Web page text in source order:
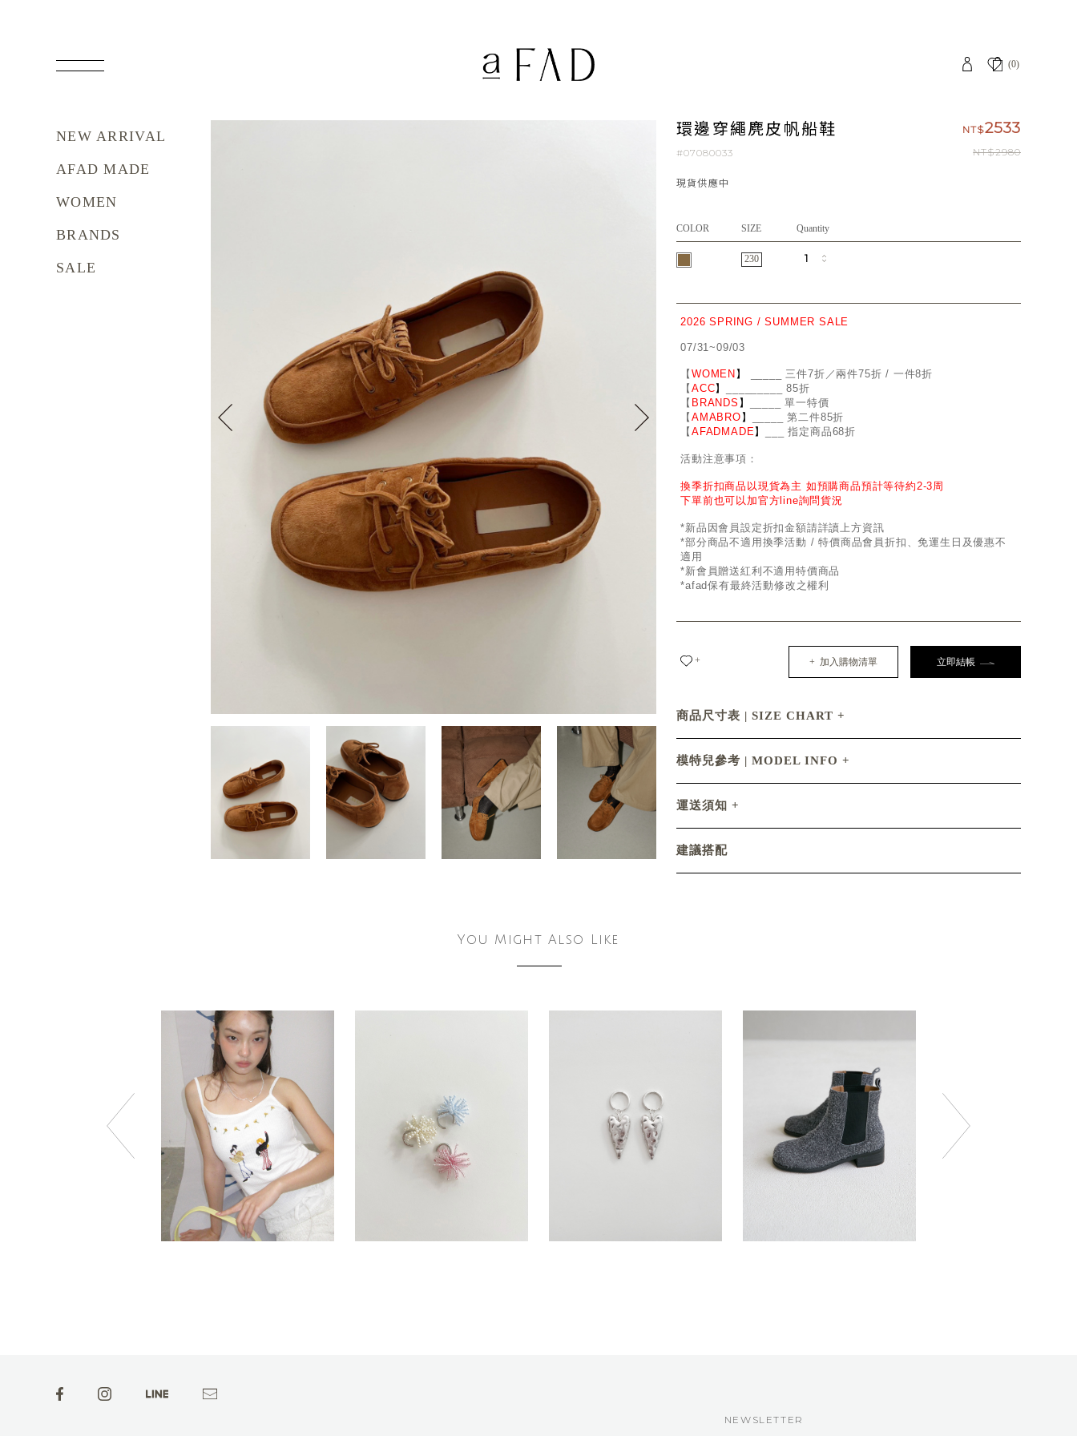
(0)
NEW ARRIVAL
AFAD MADE
WOMEN
BRANDS
SALE
環邊穿繩麂皮帆船鞋
#07080033
現貨供應中
NT$2533
NT$2980
COLOR SIZE Quantity
230
2026 SPRING / SUMMER SALE
07/31~09/03
【 WOMEN 】
___ 三件7折／兩件75折 / 一件8折
【 ACC】
____ 85折
【 BRANDS 】
_ 單一特價
【 AMABRO 】
_ 第二件85折
【 AFADMADE】 ___ 指定商品68折
活動注意事項：
換季折扣商品以現貨為主 如預購商品預計等待約2-3周
下單前也可以加官方line詢問貨況
*新品因會員設定折扣金額請詳讀上方資訊
*部分商品不適用換季活動 / 特價商品會員折扣、免運生日及優惠不
適用
*新會員贈送紅利不適用特價商品
*afad保有最終活動修改之權利
+ + 加入購物清單 立即結帳
商品尺寸表 | SIZE CHART
模特兒參考 | MODEL INFO
運送須知
建議搭配
You Might Also Like
NEWSLETTER